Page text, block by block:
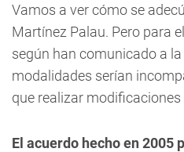
Vamos a ver cómo se
Martínez Palau. Pero para
según han comunicado a
modalidades serían
que realizar
El acuerdo hecho en 2005